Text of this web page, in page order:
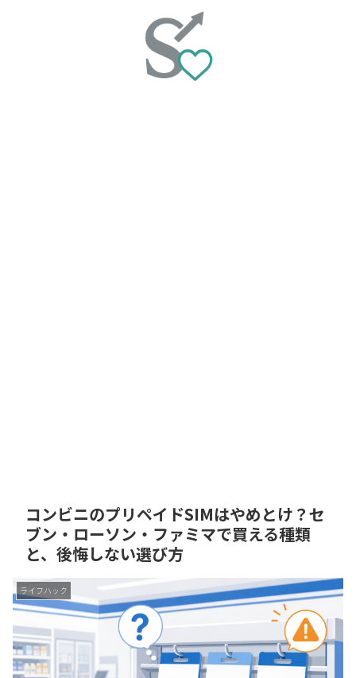
コンビニのプリペイドSIMはやめとけ？セ
ブン・ローソン・ファミマで買える種類
と、後悔しない選び方
ライフハック